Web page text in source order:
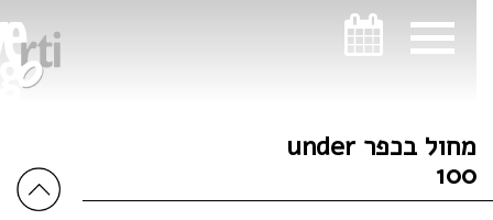
מחול בכפר under
100